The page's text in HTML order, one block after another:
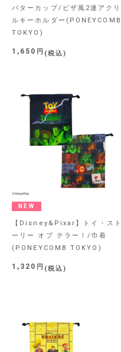
バターカップ/ピザ風2連アクリ
ルキーホルダー(PONEYCOMB
TOKYO)
1,650 税込
NEW
【Disney&Pixar】トイ・スト
ーリー オブ テラー！/巾着
(PONEYCOMB TOKYO)
1,320 税込